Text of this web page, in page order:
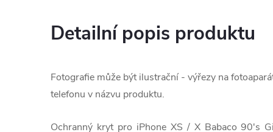
Detailní popis produktu
Fotografie může být ilustrační - výřezy na
telefonu v názvu produktu.
Ochranný kryt pro iPhone XS / X Babaco 90's